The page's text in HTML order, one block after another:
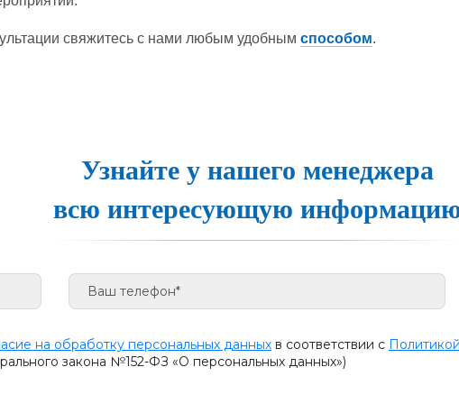
свяжитесь с нами любым удобным способом.
Узнайте у нашего менеджера
всю интересующую
на обработку персональных данных в соответствии с
закона №152-ФЗ «О персональных данных»)